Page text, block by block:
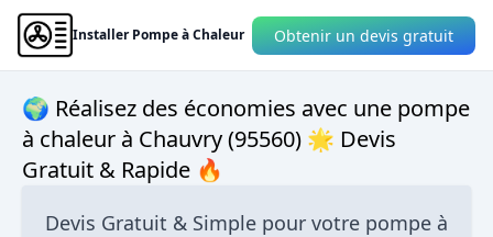
Installer Pompe à Chaleur Obtenir un devis gratuit
🌍 Réalisez des économies avec une pompe
à chaleur à Chauvry (95560) 🌟 Devis
Gratuit & Rapide 🔥
Devis Gratuit & Simple pour votre pompe à